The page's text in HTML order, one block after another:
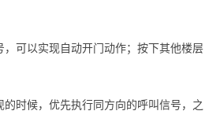
可以实现自动开门动作；按下其他楼层
时候，优先执行同方向的呼叫信号，之